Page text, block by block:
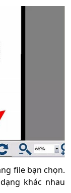
file bạn chọn.
khác nhau